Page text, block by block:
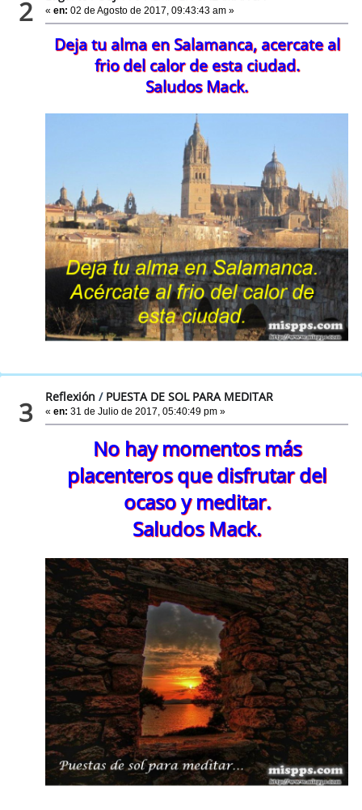
2 «en: 02 de Agosto de 2017, 09:43:43 am »
Deja tu alma en Salamanca, acercate al
frio del calor de esta ciudad.
Saludos Mack.
3 Reflexión / PUESTA DE SOL PARA MEDITAR
«en: 31 de Julio de 2017, 05:40:49 pm »
No hay momentos más
placenteros que disfrutar del
ocaso y meditar.
Saludos Mack.